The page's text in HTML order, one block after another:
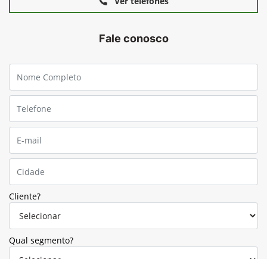
Fale conosco
Cliente?
Qual segmento?